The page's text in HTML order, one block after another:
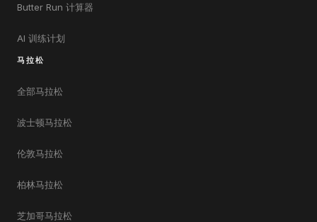
Butter Run 计算器
AI 训练计划
马拉松
全部马拉松
波士顿马拉松
伦敦马拉松
柏林马拉松
芝加哥马拉松